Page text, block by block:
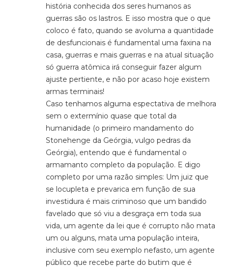
história conhecida dos seres humanos as
guerras são os lastros. E isso mostra que o que
coloco é fato, quando se avoluma a quantidade
de desfuncionais é fundamental uma faxina na
casa, guerras e mais guerras e na atual situação
só guerra atômica irá conseguir fazer algum
ajuste pertiente, e não por acaso hoje existem
armas terminais!
Caso tenhamos alguma espectativa de melhora
sem o extermínio quase que total da
humanidade (o primeiro mandamento do
Stonehenge da Geórgia, vulgo pedras da
Geórgia), entendo que é fundamental o
armamanto completo da população. E digo
completo por uma razão simples: Um juiz que
se locupleta e prevarica em função de sua
investidura é mais criminoso que um bandido
favelado que só viu a desgraça em toda sua
vida, um agente da lei que é corrupto não mata
um ou alguns, mata uma população inteira,
inclusive com seu exemplo nefasto, um agente
público que recebe parte do butim que é